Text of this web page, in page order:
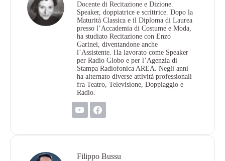
Docente di Recitazione e Dizione.
Speaker, doppiatrice e scrittrice. Dopo la
Maturità Classica e il Diploma di Laurea
presso l’Accademia di Costume e Moda,
ha studiato Recitazione con Enzo
Garinei, diventandone anche
l’Assistente. Ha lavorato come Speaker
per Radio Globo e per l’Agenzia di
Stampa Radiofonica AREA. Negli anni
ha alternato diverse attività professionali
fra Teatro, Televisione, Doppiaggio e
Radio.
Filippo Bussu